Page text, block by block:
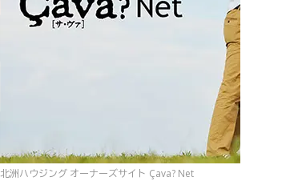
北洲ハウジング オーナーズサイト Çava? Net